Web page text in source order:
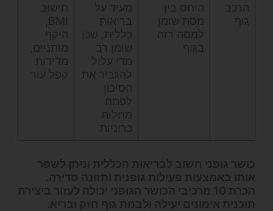
הרכב
גוף
היחס בין
מסת שומן
למסה רזה
בגוף
מעיד על
בריאות
כללית, שכן
שומן רב
מדי עלול
להגביר את
הסיכון
לפתח
מחלות
כרוניות
חישוב
היקף
מותניים,
מדידות
קפל עור
כושר גופני חשוב לבריאות הכללית וניתן לשפר
אותו באמצעות פעילות גופנית ותזונה סדירה.
הכרת 10 מרכיבי הכושר הגופני יכולה לעזור ביצירת
תוכנית אימונים יעילה ולבנות גוף חזק ובריא.